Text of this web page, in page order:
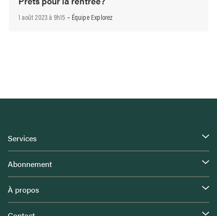
1 août 2023 à 9h15 - Équipe Explorez
Services
Abonnement
À propos